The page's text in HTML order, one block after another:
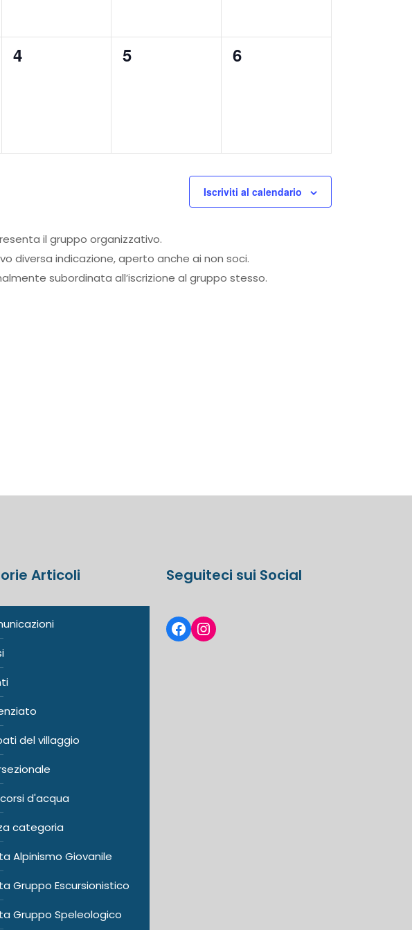
0
4
0
5
0
6
Iscriviti al calendario
il gruppo organizzativo.
diversa indicazione, aperto anche ai non soci.
subordinata all’iscrizione al gruppo stesso.
Articoli
del villaggio
d'acqua
categoria
Alpinismo Giovanile
Gruppo Escursionistico
Gruppo Speleologico
Seguiteci sui Social
Facebook
Instagram